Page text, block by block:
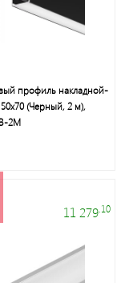
профиль накладной-
(Черный, 2 м),
2M
11 279.10